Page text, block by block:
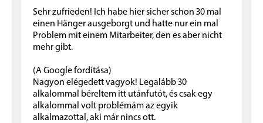
Sehr zufrieden! Ich habe hier sicher schon 30 mal
einen Hänger ausgeborgt und hatte nur ein mal
Problem mit einem Mitarbeiter, den es aber nicht
mehr gibt.
(A Google fordítása)
Nagyon elégedett vagyok! Legalább 30
alkalommal béreltem itt utánfutót, és csak egy
alkalommal volt problémám az egyik
alkalmazottal, aki már nincs ott.